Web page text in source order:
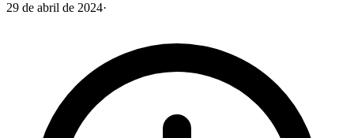
29 de abril de 2024·